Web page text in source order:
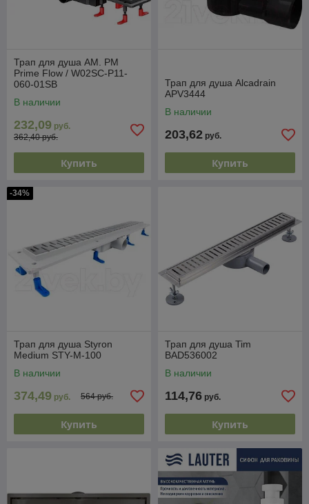
Трап для душа AM. PM
Prime Flow / W02SC-P11-
060-01SB
В наличии
232,09 руб.
362,40 руб.
Купить
Трап для душа Alcadrain
APV3444
В наличии
203,62 руб.
Купить
-34%
Трап для душа Styron
Medium STY-M-100
В наличии
374,49 руб. 564 руб.
Купить
Трап для душа Tim
BAD536002
В наличии
114,76 руб.
Купить